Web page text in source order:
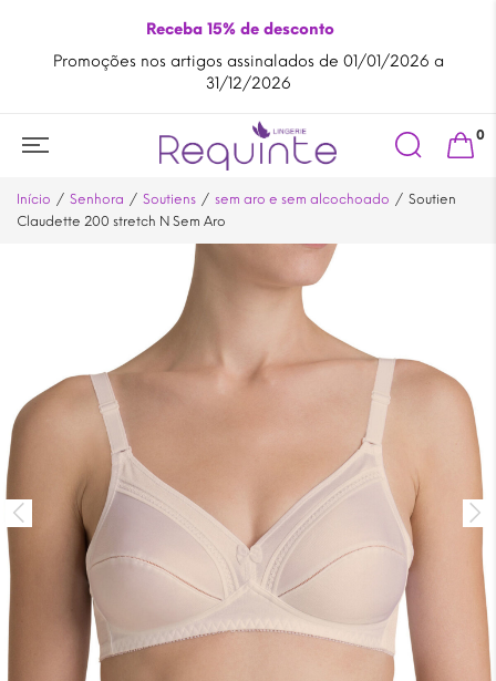
Receba 15% de desconto
Promoções nos artigos assinalados de 01/01/2026 a
31/12/2026
Search
for:
0
Início Senhora Soutiens sem aro e sem alcochoado
Soutien
Claudette 200 stretch N Sem Aro